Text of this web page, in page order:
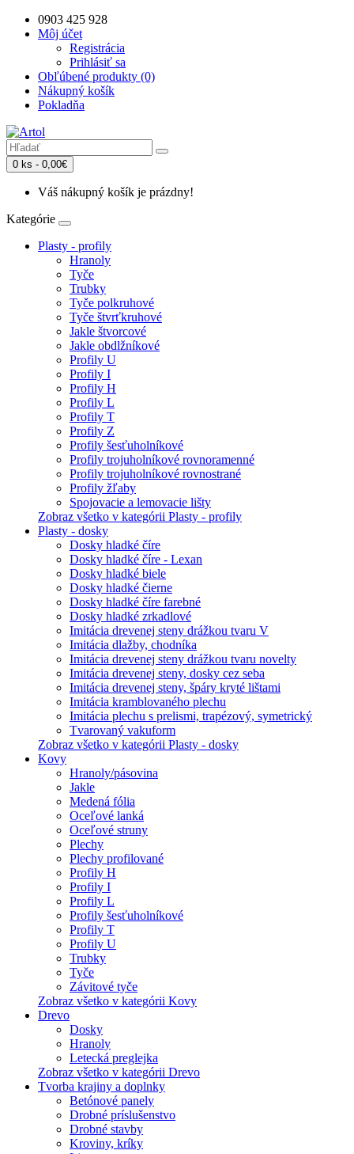
0903 425 928
Môj účet
Registrácia
Prihlásiť sa
Obľúbené produkty (0)
Nákupný košík
Pokladňa
0 ks - 0,00€
Váš nákupný košík je prázdny!
Kategórie
Plasty - profily
Hranoly
Tyče
Trubky
Tyče polkruhové
Tyče štvrťkruhové
Jakle štvorcové
Jakle obdlžníkové
Profily U
Profily I
Profily H
Profily L
Profily T
Profily Z
Profily šesťuholníkové
Profily trojuholníkové rovnoramenné
Profily trojuholníkové rovnostrané
Profily žľaby
Spojovacie a lemovacie lišty
Zobraz všetko v kategórii Plasty - profily
Plasty - dosky
Dosky hladké číre
Dosky hladké číre - Lexan
Dosky hladké biele
Dosky hladké čierne
Dosky hladké číre farebné
Dosky hladké zrkadlové
Imitácia drevenej steny drážkou tvaru V
Imitácia dlažby, chodníka
Imitácia drevenej steny drážkou tvaru novelty
Imitácia drevenej steny, dosky cez seba
Imitácia drevenej steny, špáry kryté lištami
Imitácia kramblovaného plechu
Imitácia plechu s prelismi, trapézový, symetrický
Tvarovaný vakuform
Zobraz všetko v kategórii Plasty - dosky
Kovy
Hranoly/pásovina
Jakle
Medená fólia
Oceľové lanká
Oceľové struny
Plechy
Plechy profilované
Profily H
Profily I
Profily L
Profily šesťuholníkové
Profily T
Profily U
Trubky
Tyče
Závitové tyče
Zobraz všetko v kategórii Kovy
Drevo
Dosky
Hranoly
Letecká preglejka
Zobraz všetko v kategórii Drevo
Tvorba krajiny a doplnky
Betónové panely
Drobné príslušenstvo
Drobné stavby
Kroviny, kríky